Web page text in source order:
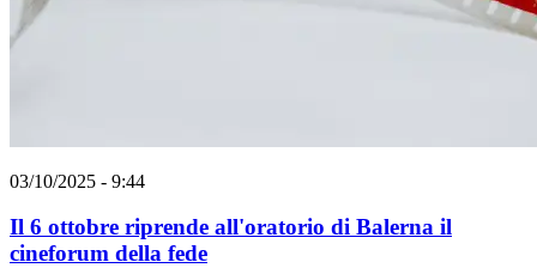
03/10/2025 - 9:44
Il 6 ottobre riprende all'oratorio di Balerna il
cineforum della fede